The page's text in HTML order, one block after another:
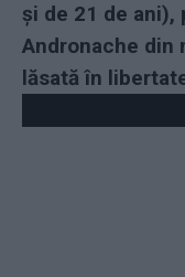
și de 21 de
Andronache din
lăsată în